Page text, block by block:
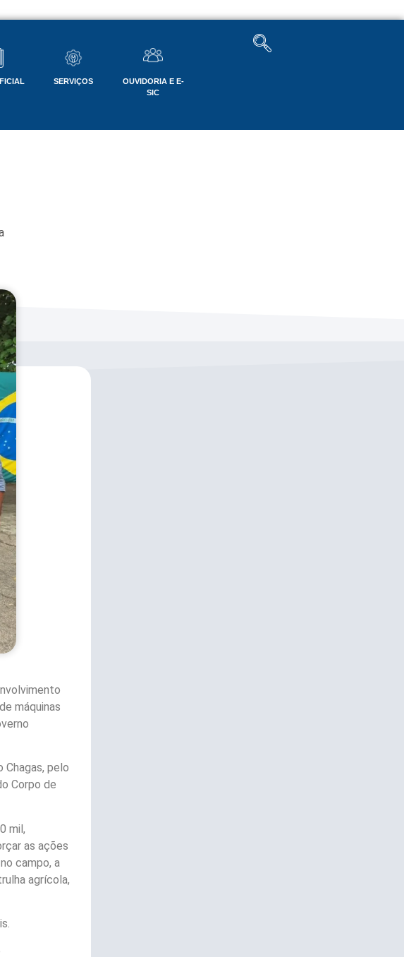
SERVIÇOS
OUVIDORIA E E-
SIC
máquinas
pelo
Corpo de
mil,
as ações
campo, a
agrícola,